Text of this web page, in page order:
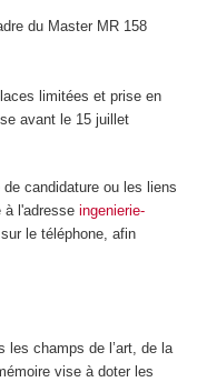
du Master MR 158
limitées et prise en
avant le 15 juillet
candidature ou les liens
à l'adresse ingenierie-
le téléphone, afin
les champs de l’art, de la
vise à doter les